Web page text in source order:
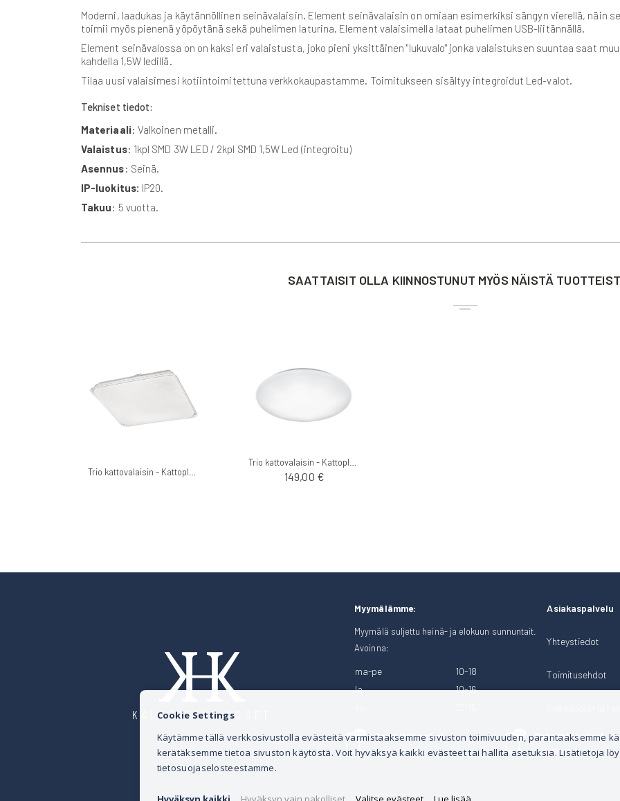
Moderni, laadukas ja käytännöllinen seinävalaisin. Element seinävalaisin on omiaan esimerkiksi sängyn vierellä, näin
toimii myös pienenä yöpöytänä sekä puhelimen laturina. Element valaisimella lataat puhelimen USB-liitännällä.
Element seinävalossa on on kaksi eri valaistusta, joko pieni yksittäinen "lukuvalo" jonka valaistuksen suuntaa saat
kahdella 1,5W ledillä.
Tilaa uusi valaisimesi kotiintoimitettuna verkkokaupastamme. Toimitukseen sisältyy integroidut Led-valot.
Tekniset tiedot:
Materiaali: Valkoinen metalli.
Valaistus: 1kpl SMD 3W LED / 2kpl SMD 1,5W Led (integroitu)
Asennus: Seinä.
IP-luokitus: IP20.
Takuu: 5 vuotta.
SAATTAISIT OLLA KIINNOSTUNUT MYÖS NÄISTÄ
Trio kattovalaisin - Kattoplafondi Antaris 149,00 €
Myymälämme:
Myymälä suljettu heinä- ja elokuun sunnuntait.
Avoinna:
ma-pe
10-18
la
10-16
Asiakaspalvelu
Yhteystiedot
Toimitusehdot
Soita Heinosille!
040 528 1124
Puhelintilaukset
044 3001 399
KALUSTE HEINOSET
Cookie Settings
Käytämme tällä verkkosivustolla evästeitä varmistaaksemme sivuston toimivuuden, parantaaksemme
kerätäksemme tietoa sivuston käytöstä. Voit hyväksyä kaikki evästeet tai hallita asetuksia. Lisätietoja
tietosuojaselosteestamme.